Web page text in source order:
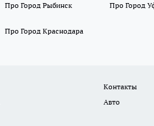
Про Город Рыбинск Про Город
Про Город Краснодара
Контакты
Авто